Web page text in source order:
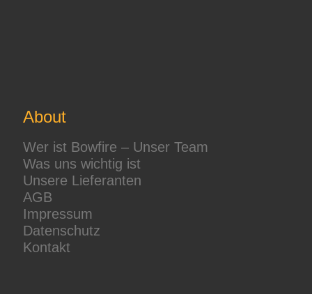
About
Wer ist Bowfire – Unser Team
Was uns wichtig ist
Unsere Lieferanten
AGB
Impressum
Datenschutz
Kontakt